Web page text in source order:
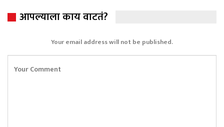
आपल्याला काय वाटतं?
Your email address will not be published.